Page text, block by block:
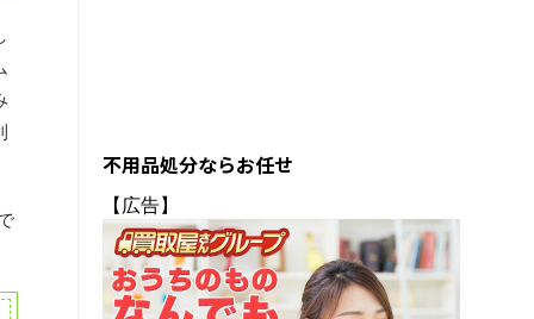
不用品処分ならお任せ
【広告】